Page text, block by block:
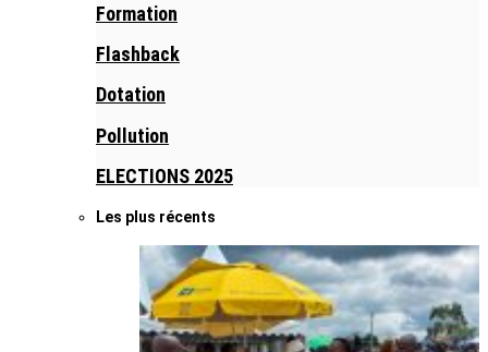
Formation
Flashback
Dotation
Pollution
ELECTIONS 2025
Les plus récents